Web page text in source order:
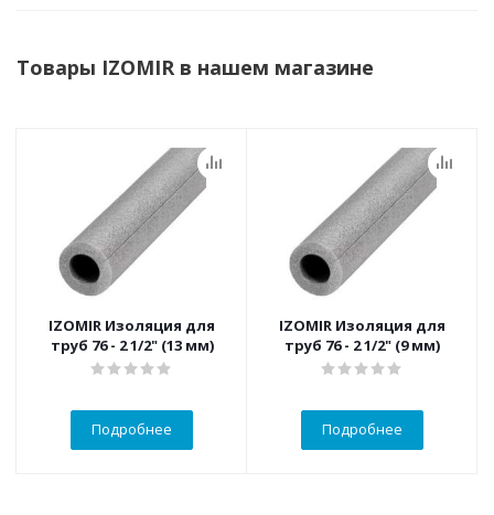
Товары IZOMIR в нашем магазине
IZOMIR Изоляция для
труб 76 - 2 1/2" (13 мм)
Подробнее
IZOMIR Изоляция для
труб 76 - 2 1/2" (9 мм)
Подробнее